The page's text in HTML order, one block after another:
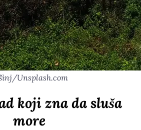
Unsplash.com
koji zna da sluša
more